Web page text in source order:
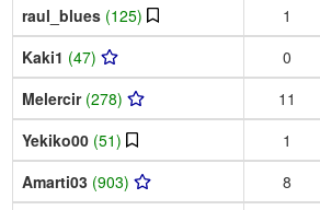
raul_blues (125) 1
Kaki1 (47) 0
Melercir (278) 11
Yekiko00 (51) 1
Amarti03 (903) 8